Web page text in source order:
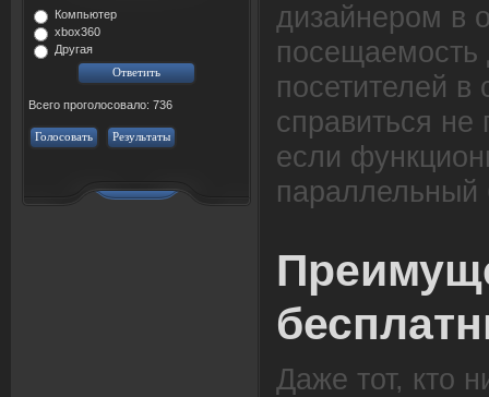
Компьютер
xbox360
Другая
Всего проголосовало: 736
Голосовать Результаты
дизайнером в
посещаемость
посетителей в
справиться не
если
параллельный
Даже тот, кто